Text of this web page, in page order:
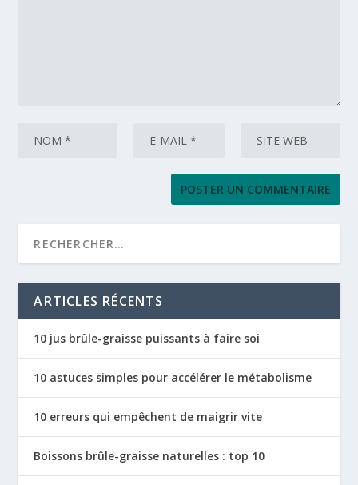
ARTICLES RÉCENTS
10 jus brûle-graisse puissants à faire soi
10 astuces simples pour accélérer le métabolisme
10 erreurs qui empêchent de maigrir vite
Boissons brûle-graisse naturelles : top 10